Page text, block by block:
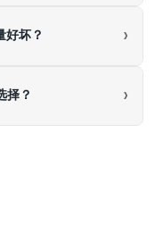
坏？ ›
择？ ›